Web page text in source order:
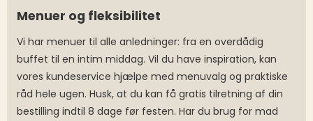
Menuer og fleksibilitet
Vi har menuer til alle anledninger: fra en overdådig
buffet til en intim middag. Vil du have inspiration, kan
vores kundeservice hjælpe med menuvalg og praktiske
råd hele ugen. Husk, at du kan få gratis tilretning af din
bestilling indtil 8 dage før festen. Har du brug for mad